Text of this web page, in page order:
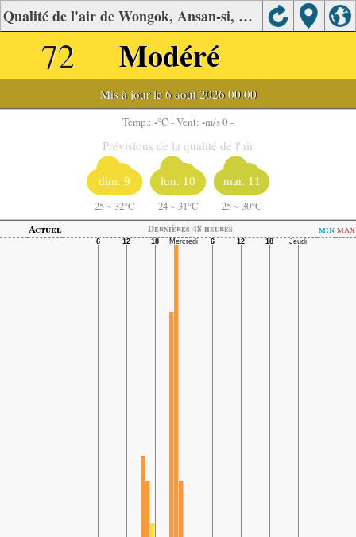
Qualité de l'air de Wongok, Ansan-si, Gyeonggi.
72 Modéré
Mis à jour le 6 août 2026 00:00
Temp.: -°C - Vent: -m/s 0 -
Prévisions de la qualité de l'air
dim. 9
25 ~ 32°C
lun. 10
24 ~ 31°C
mar. 11
25 ~ 30°C
Actuel
Dernières 48 heures minmax